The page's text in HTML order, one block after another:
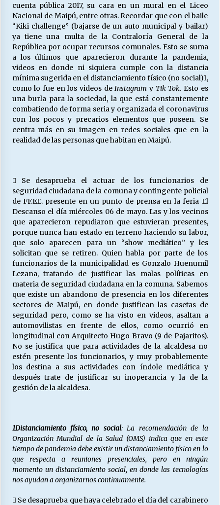
cuenta pública 2017, su cara en un mural en el Liceo
Nacional de Maipú, entre otras. Recordar que con el baile
“Kiki challenge” (bajarse de un auto municipal y bailar)
ya tiene una multa de la Contraloría General de la
República por ocupar recursos comunales. Esto se suma
a los últimos que aparecieron durante la pandemia,
videos en donde ni siquiera cumple con la distancia
mínima sugerida en el distanciamiento físico (no social)1,
como lo fue en los videos deInstagramy Tik Tok. Esto es
una burla para la sociedad, la que está constantemente
combatiendo de forma seria y organizada el coronavirus
con los pocos y precarios elementos que poseen. Se
centra más en su imagen en redes sociales que en la
realidad de las personas que habitan en Maipú.
 Se desaprueba el actuar de los funcionarios de
seguridad ciudadana de la comuna y contingente policial
de FF.EE. presente en un punto de prensa en la feria El
Descanso el día miércoles 06 de mayo. Las y los vecinos
que aparecieron repudiaron que estuvieran presentes,
porque nunca han estado en terreno haciendo su labor,
que solo aparecen para un “show mediático” y les
solicitan que se retiren. Quien habla por parte de los
funcionarios de la municipalidad es Gonzalo Huenumil
Lezana, tratando de justificar las malas políticas en
materia de seguridad ciudadana en la comuna. Sabemos
que existe un abandono de presencia en los diferentes
sectores de Maipú, en donde justifican las casetas de
seguridad pero, como se ha visto en videos, asaltan a
automovilistas en frente de ellos, como ocurrió en
longitudinal con Arquitecto Hugo Bravo (9 de Pajaritos).
No se justifica que para actividades de la alcaldesa no
estén presente los funcionarios, y muy probablemente
los destina a sus actividades con índole mediática y
después trate de justificar su inoperancia y la de la
gestión de la alcaldesa.
1Distanciamiento físico, no social: La recomendación de la
Organización Mundial de la Salud (OMS) indica que en este
tiempo de pandemia debe existir un distanciamiento físico en lo
que respecta a reuniones presenciales, pero en ningún
momento un distanciamiento social, en donde las tecnologías
nos ayudan a organizarnos continuamente.
 Se desaprueba que haya celebrado el día del carabinero